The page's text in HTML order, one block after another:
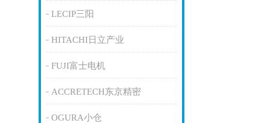
LECIP三阳
HITACHI日立产业
FUJI富士电机
ACCRETECH东京精密
OGURA小仓